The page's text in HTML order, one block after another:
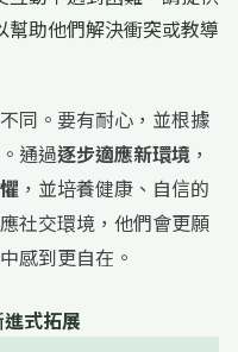
助他們解決衝突或教導
同。要有耐心，並根據
通過逐步適應新環境 ，
，並培養健康、自信的
社交環境，他們會更願
感到更自在。
式拓展